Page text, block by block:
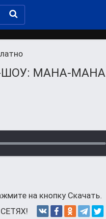
ШОУ: МАНА-МАНА
на кнопку Скачать.